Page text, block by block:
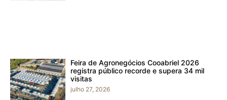
Feira de Agronegócios Cooabriel 2026
registra público recorde e supera 34 mil
visitas
julho 27, 2026